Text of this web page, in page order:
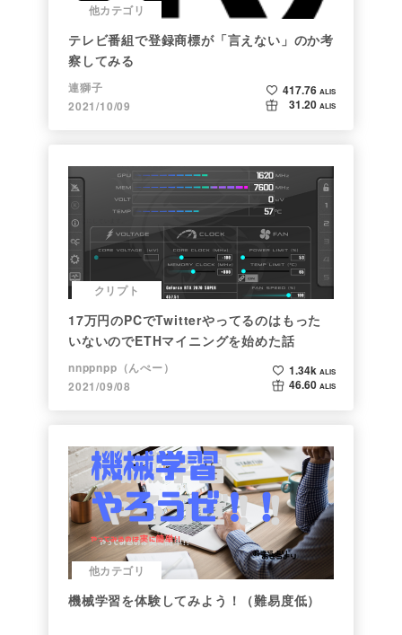
他カテゴリ
テレビ番組で登録商標が「言えない」のか考
察してみる
連獅子
2021/10/09
417.76 ALIS
31.20 ALIS
クリプト
17万円のPCでTwitterやってるのはもった
いないのでETHマイニングを始めた話
nnppnpp（んぺー）
2021/09/08
1.34k ALIS
46.60 ALIS
他カテゴリ
機械学習を体験してみよう！（難易度低）